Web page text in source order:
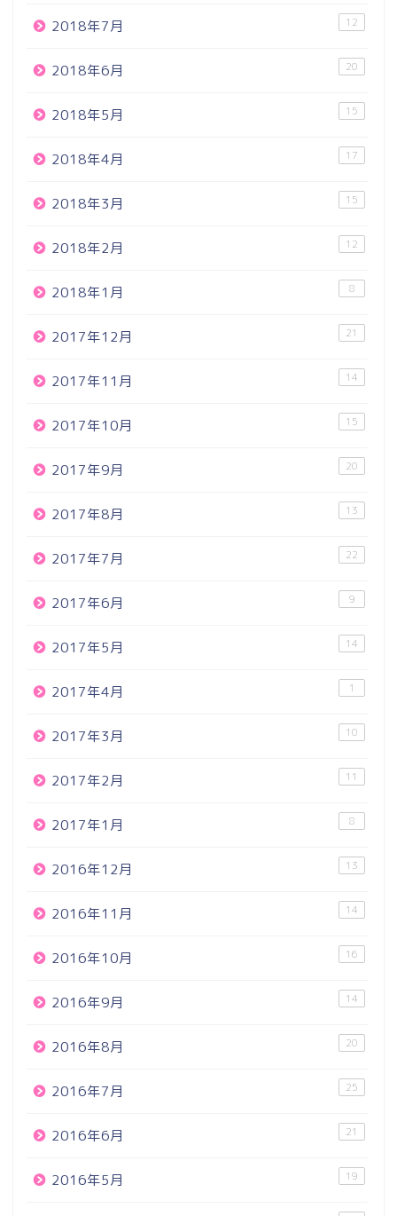
2018年7月 12
2018年6月 20
2018年5月 15
2018年4月 17
2018年3月 15
2018年2月 12
2018年1月 8
2017年12月 21
2017年11月 14
2017年10月 15
2017年9月 20
2017年8月 13
2017年7月 22
2017年6月 9
2017年5月 14
2017年4月 1
2017年3月 10
2017年2月 11
2017年1月 8
2016年12月 13
2016年11月 14
2016年10月 16
2016年9月 14
2016年8月 20
2016年7月 25
2016年6月 21
2016年5月 19